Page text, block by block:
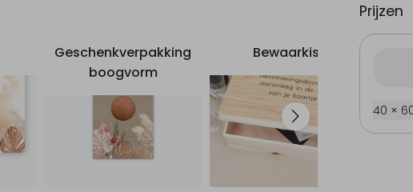
Geschenkverpakking
boogvorm
Bewaarkist
Prijzen
40 ×